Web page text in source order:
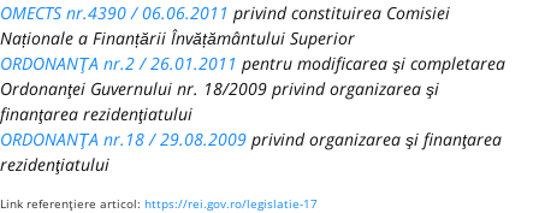
OMECTS nr.4390 / 06.06.2011 privind constituirea Comisiei
Naționale a Finanțării Învățământului Superior
ORDONANŢA nr.2 / 26.01.2011 pentru modificarea şi completarea
Ordonanţei Guvernului nr. 18/2009 privind organizarea şi
finanţarea rezidenţiatului
ORDONANŢA nr.18 / 29.08.2009 privind organizarea şi finanţarea
rezidenţiatului
Link referenţiere articol: https://rei.gov.ro/legislatie-17